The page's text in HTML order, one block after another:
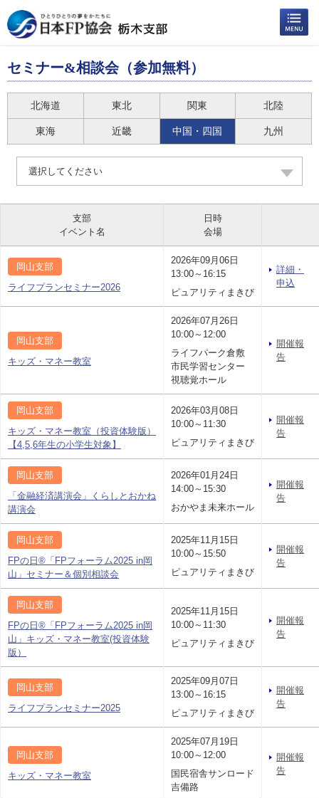
セミナー&相談会（参加無料）
北海道 東北 関東 北陸
東海 近畿 中国・四国 九州
選択してください
支部
イベント名
日時
会場
岡山支部
ライフプランセミナー2026
2026年09月06日
13:00～16:15
ピュアリティまきび
詳細・
申込
岡山支部
キッズ・マネー教室
2026年07月26日
10:00～12:00
ライフパーク倉敷
市民学習センター
視聴覚ホール
開催報
告
岡山支部
キッズ・マネー教室（投資体験版）
【4,5,6年生の小学生対象】
2026年03月08日
10:00～11:30
ピュアリティまきび
開催報
告
岡山支部
「金融経済講演会」くらしとおかね
講演会
2026年01月24日
14:00～15:30
おかやま未来ホール
開催報
告
岡山支部
FPの日®「FPフォーラム2025 in岡
山」セミナー＆個別相談会
2025年11月15日
10:00～15:50
ピュアリティまきび
開催報
告
岡山支部
FPの日®「FPフォーラム2025 in岡
山」キッズ・マネー教室(投資体験
版）
2025年11月15日
10:00～11:30
ピュアリティまきび
開催報
告
岡山支部
ライフプランセミナー2025
2025年09月07日
13:00～16:15
ピュアリティまきび
開催報
告
岡山支部
キッズ・マネー教室
2025年07月19日
10:00～12:00
国民宿舎サンロード
吉備路
開催報
告